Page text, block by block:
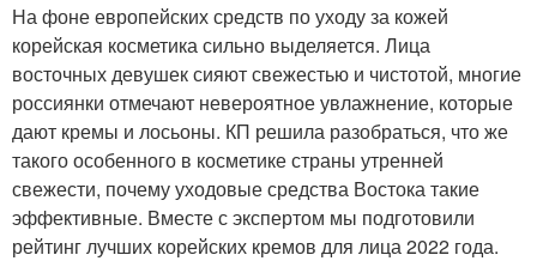
На фоне европейских средств по уходу за кожей
корейская косметика сильно выделяется. Лица
восточных девушек сияют свежестью и чистотой, многие
россиянки отмечают невероятное увлажнение, которые
дают кремы и лосьоны. КП решила разобраться, что же
такого особенного в косметике страны утренней
свежести, почему уходовые средства Востока такие
эффективные. Вместе с экспертом мы подготовили
рейтинг лучших корейских кремов для лица 2022 года.